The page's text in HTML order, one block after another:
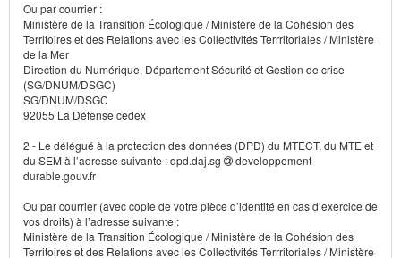
Ou par courrier :
Ministère de la Transition Écologique / Ministère de la Cohésion des
Territoires et des Relations avec les Collectivités Terrritoriales / Ministère
de la Mer
Direction du Numérique, Département Sécurité et Gestion de crise
(SG/DNUM/DSGC)
SG/DNUM/DSGC
92055 La Défense cedex
2 - Le délégué à la protection des données (DPD) du MTECT, du MTE et
du SEM à l’adresse suivante : dpd.daj.sg
developpement-
durable.gouv.fr
Ou par courrier (avec copie de votre pièce d’identité en cas d’exercice de
vos droits) à l’adresse suivante :
Ministère de la Transition Écologique / Ministère de la Cohésion des
Territoires et des Relations avec les Collectivités Terrritoriales / Ministère